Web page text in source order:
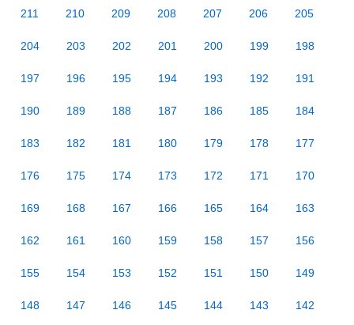
211 210 209 208 207 206 205
204 203 202 201 200 199 198
197 196 195 194 193 192 191
190 189 188 187 186 185 184
183 182 181 180 179 178 177
176 175 174 173 172 171 170
169 168 167 166 165 164 163
162 161 160 159 158 157 156
155 154 153 152 151 150 149
148 147 146 145 144 143 142